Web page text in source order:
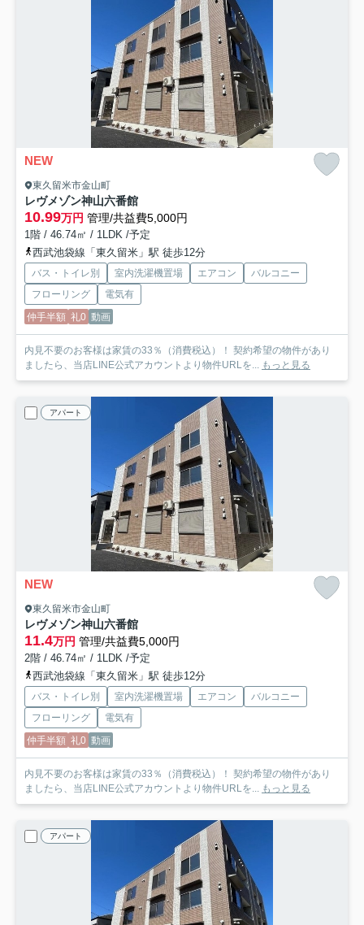
NEW
東久留米市金山町
レヴメゾン神山六番館
10.99万円 管理/共益費5,000円
1階 / 46.74㎡ / 1LDK /予定
西武池袋線「東久留米」駅 徒歩12分
バス・トイレ別 室内洗濯機置場 エアコン
バルコニー
フローリング
電気有
仲手半額 礼0 動画
内見不要のお客様は家賃の33％（消費税込）！ 契約希望の物件があり
ましたら、当店LINE公式アカウントより物件URLを... もっと見る
アパート
NEW
東久留米市金山町
レヴメゾン神山六番館
11.4万円 管理/共益費5,000円
2階 / 46.74㎡ / 1LDK /予定
西武池袋線「東久留米」駅 徒歩12分
バス・トイレ別 室内洗濯機置場 エアコン
バルコニー
フローリング
電気有
仲手半額 礼0 動画
内見不要のお客様は家賃の33％（消費税込）！ 契約希望の物件があり
ましたら、当店LINE公式アカウントより物件URLを... もっと見る
アパート